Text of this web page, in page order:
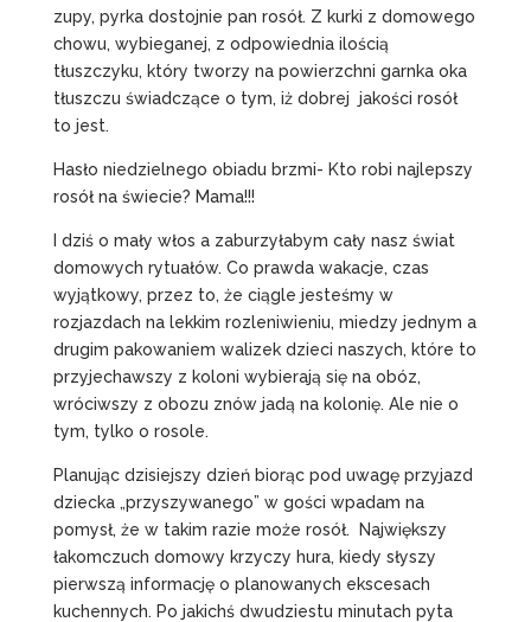
zupy, pyrka dostojnie pan rosół. Z kurki z domowego
chowu, wybieganej, z odpowiednia ilością
tłuszczyku, który tworzy na powierzchni garnka oka
tłuszczu świadczące o tym, iż dobrej jakości rosół
to jest.
Hasło niedzielnego obiadu brzmi- Kto robi najlepszy
rosół na świecie? Mama!!!
I dziś o mały włos a zaburzyłabym cały nasz świat
domowych rytuałów. Co prawda wakacje, czas
wyjątkowy, przez to, że ciągle jesteśmy w
rozjazdach na lekkim rozleniwieniu, miedzy jednym a
drugim pakowaniem walizek dzieci naszych, które to
przyjechawszy z koloni wybierają się na obóz,
wróciwszy z obozu znów jadą na kolonię. Ale nie o
tym, tylko o rosole.
Planując dzisiejszy dzień biorąc pod uwagę przyjazd
dziecka „przyszywanego” w gości wpadam na
pomysł, że w takim razie może rosół. Największy
łakomczuch domowy krzyczy hura, kiedy słyszy
pierwszą informację o planowanych ekscesach
kuchennych. Po jakichś dwudziestu minutach pyta